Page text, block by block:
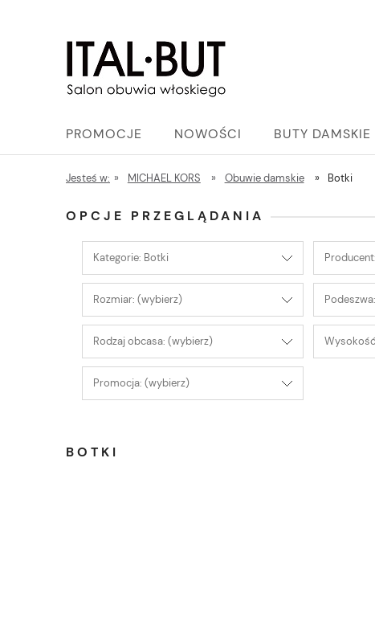
PROMOCJE NOWOŚCI BUTY DAMSKIE
Jesteś w: » MICHAEL KORS » Obuwie damskie » Botki
OPCJE PRZEGLĄDANIA
Kategorie: Botki
Rozmiar: (wybierz)
Rodzaj obcasa: (wybierz)
Promocja: (wybierz)
BOTKI